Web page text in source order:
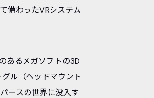
備わったVRシステム
あるメガソフトの3D
ル（ヘッドマウント
ースの世界に没入す